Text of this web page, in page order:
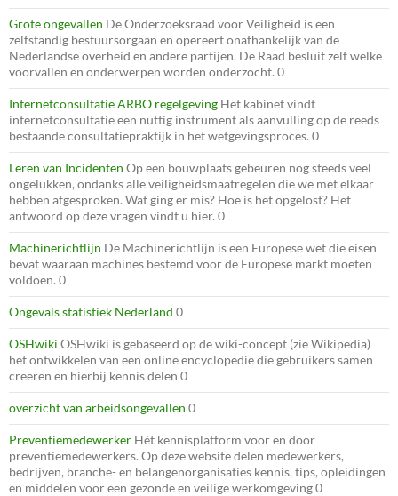
Grote ongevallen De Onderzoeksraad voor Veiligheid is een
zelfstandig bestuursorgaan en opereert onafhankelijk van de
Nederlandse overheid en andere partijen. De Raad besluit zelf welke
voorvallen en onderwerpen worden onderzocht. 0
Internetconsultatie ARBO regelgeving Het kabinet vindt
internetconsultatie een nuttig instrument als aanvulling op de reeds
bestaande consultatiepraktijk in het wetgevingsproces. 0
Leren van Incidenten Op een bouwplaats gebeuren nog steeds veel
ongelukken, ondanks alle veiligheidsmaatregelen die we met elkaar
hebben afgesproken. Wat ging er mis? Hoe is het opgelost? Het
antwoord op deze vragen vindt u hier. 0
Machinerichtlijn De Machinerichtlijn is een Europese wet die eisen
bevat waaraan machines bestemd voor de Europese markt moeten
voldoen. 0
Ongevals statistiek Nederland 0
OSHwiki OSHwiki is gebaseerd op de wiki-concept (zie Wikipedia)
het ontwikkelen van een online encyclopedie die gebruikers samen
creëren en hierbij kennis delen 0
overzicht van arbeidsongevallen 0
Preventiemedewerker Hét kennisplatform voor en door
preventiemedewerkers. Op deze website delen medewerkers,
bedrijven, branche- en belangenorganisaties kennis, tips, opleidingen
en middelen voor een gezonde en veilige werkomgeving 0